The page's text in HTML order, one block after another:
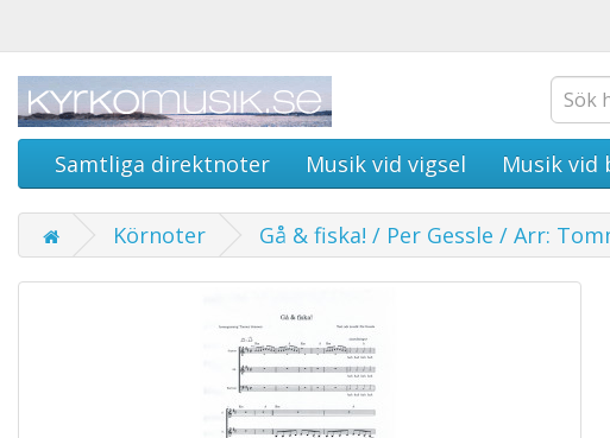
Samtliga direktnoter Musik vid vigsel Musik vid
Körnoter Gå & fiska! / Per Gessle / Arr: